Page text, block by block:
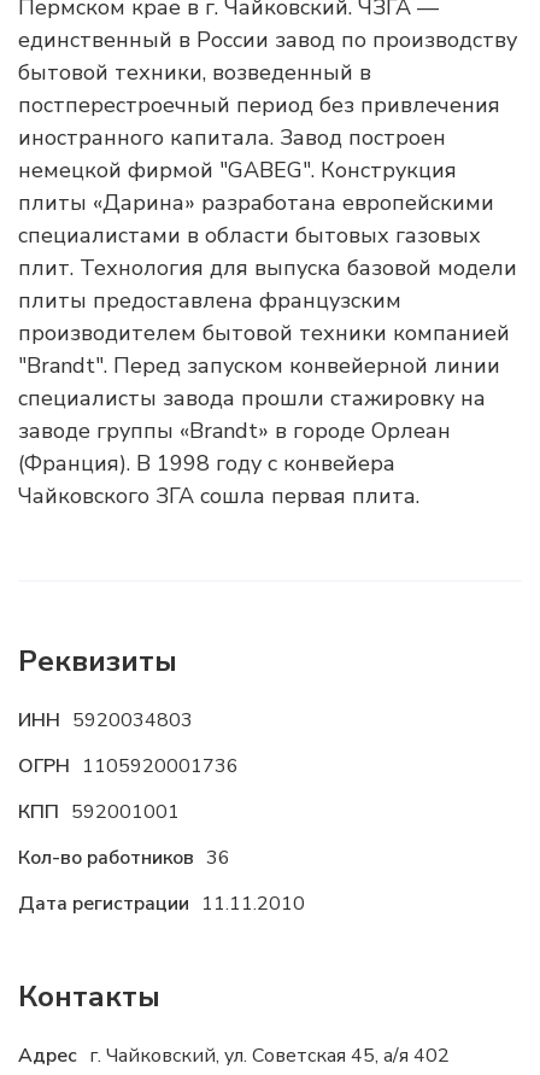
Пермском крае в г. Чайковский. ЧЗГА —
единственный в России завод по производству
бытовой техники, возведенный в
постперестроечный период без привлечения
иностранного капитала. Завод построен
немецкой фирмой "GABEG". Конструкция
плиты «Дарина» разработана европейскими
специалистами в области бытовых газовых
плит. Технология для выпуска базовой модели
плиты предоставлена французским
производителем бытовой техники компанией
"Brandt". Перед запуском конвейерной линии
специалисты завода прошли стажировку на
заводе группы «Brandt» в городе Орлеан
(Франция). В 1998 году с конвейера
Чайковского ЗГА сошла первая плита.
Реквизиты
ИНН 5920034803
ОГРН 1105920001736
КПП 592001001
Кол-во работников 36
Дата регистрации 11.11.2010
Контакты
Адрес г. Чайковский, ул. Советская 45, а/я 402